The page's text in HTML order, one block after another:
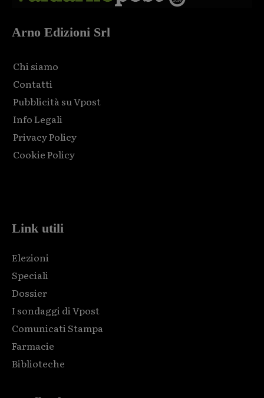
Arno Edizioni Srl
Chi siamo
Contatti
Pubblicità su Vpost
Info Legali
Privacy Policy
Cookie Policy
Link utili
Elezioni
Speciali
Dossier
I sondaggi di Vpost
Comunicati Stampa
Farmacie
Biblioteche